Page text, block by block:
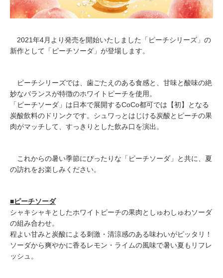
2021年4月より発売を開始いたしました「ピーチシリーズ」の
新作として「ピーチソーダ」が登場します。
ピーチシリーズでは、歯ごたえのある食感と、甘味と酸味の絶
妙なバランスが特徴のホワイトピーチを使用。
「ピーチソーダ」は日本で展開するCoCo都可では【初】となる
炭酸飲料のドリンクです。シュワっとはじける炭酸とピーチの果
肉がマッチして、すっきりとした飲み口を演出。
これからの暑い季節にぴったりな「ピーチソーダ」と共に、夏
の訪れをお楽しみください。
■ピーチソーダ
シャキシャキとしたホワイトピーチの果肉としゅわしゅわソーダ
の組み合わせ。
程よい甘みと炭酸による刺激・清涼感のある味わいがピッタリ！
ソーダから爽やかに香るレモン・ライムの風味で暑い夏もリフレ
ッシュ。